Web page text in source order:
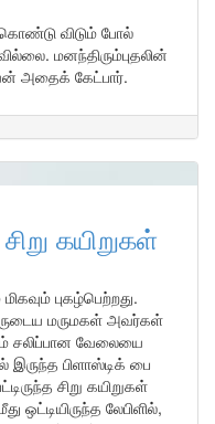
விடும் போல்
மனந்திரும்புதலின்
அதைக் கேட்பார்.
கயிறுகள்
புகழ்பெற்றது.
மருமகள் அவர்கள்
சலிப்பான வேலையை
இருந்த பிளாஸ்டிக் பை
சிறு கயிறுகள்
ஒட்டியிருந்த லேபிளில்,